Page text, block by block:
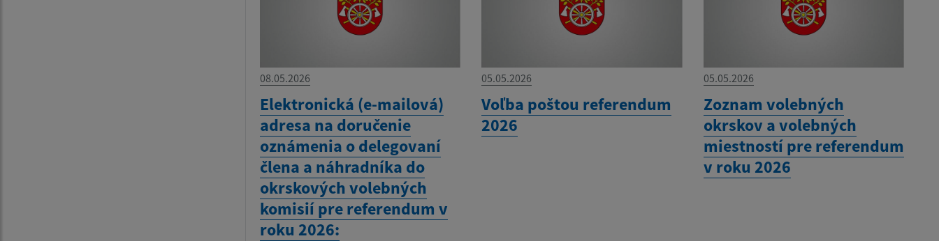
08.05.2026
Elektronická (e-mailová)
adresa na doručenie
oznámenia o delegovaní
člena a náhradníka do
okrskových volebných
komisií pre referendum v
roku 2026:
05.05.2026
Voľba poštou referendum
2026
05.05.2026
Zoznam volebných
okrskov a volebných
miestností pre referendum
v roku 2026